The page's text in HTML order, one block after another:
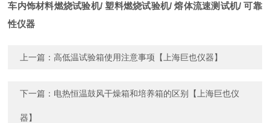
车内饰材料燃烧试验机/塑料燃烧试验机/熔体流速测试机/可靠
性仪器
上一篇：高低温试验箱使用注意事项【上海巨也仪器】
下一篇： 电热恒温鼓风干燥箱和培养箱的区别【上海巨也仪
器】